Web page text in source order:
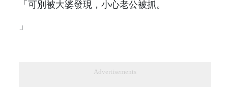
「可別被大婆發現，小心老公被抓。
」
Advertisements